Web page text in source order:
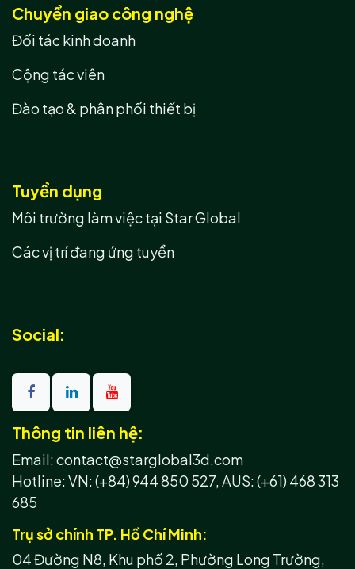
Thông tin liên hệ:
Email: contact@starglobal3d.com
Hotline:VN: (+84) 944 850 527,AUS: (+61) 468 313
685
Trụ sở chính TP. Hồ Chí Minh:
04 Đường N8, Khu phố 2, Phường Long Trường,
Social:
Chuyển giao công nghệ
Đối tác kinh doanh
Cộng tác viên
Đào tạo & phân phối thiết bị
Tuyển dụng
Môi trường làm việc tại Star Global
Các vị trí đang ứng tuyển